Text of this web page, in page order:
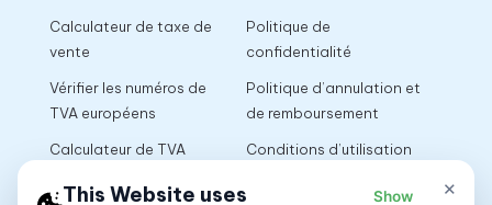
Calculateur de taxe de
vente
Vérifier les numéros de
TVA européens
Calculateur de TVA
Politique de
confidentialité
Politique d’annulation et
de remboursement
Conditions d’utilisation
×
This Website uses Show